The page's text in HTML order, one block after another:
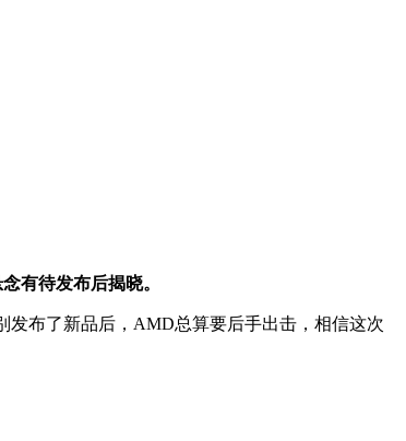
有待发布后揭晓。
布了新品后，AMD总算要后手出击，相信这次